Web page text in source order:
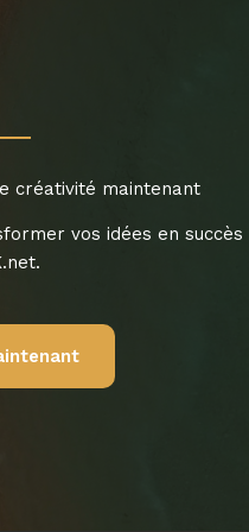
créativité maintenant
vos idées en succès